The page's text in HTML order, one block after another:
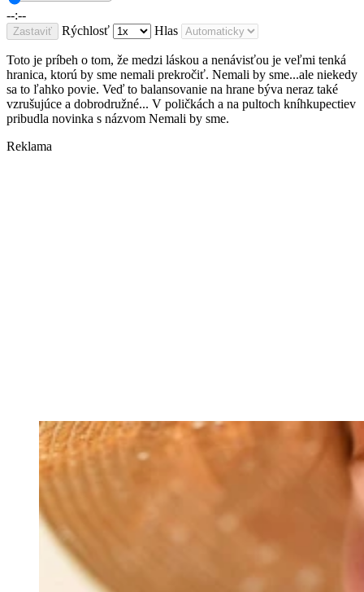
--:--
Zastaviť Rýchlosť Hlas
Toto je príbeh o tom, že medzi láskou a nenávisťou je veľmi tenká
hranica, ktorú by sme nemali prekročiť. Nemali by sme...ale niekedy
sa to ľahko povie. Veď to balansovanie na hrane býva neraz také
vzrušujúce a dobrodružné... V poličkách a na pultoch kníhkupectiev
pribudla novinka s názvom Nemali by sme.
Reklama